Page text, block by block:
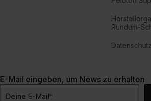
Rundum-
E-Mail eingeben, um News zu erhalten
Deine E-Mail*